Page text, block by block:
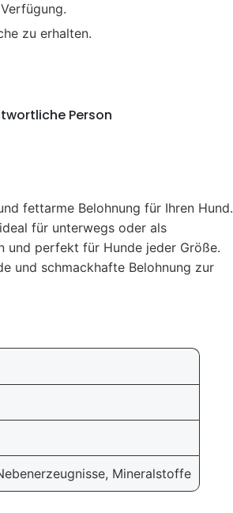
zu erhalten.
Person
fettarme Belohnung für Ihren Hund.
für unterwegs oder als
und perfekt für Hunde jeder Größe.
und schmackhafte Belohnung zur
Mineralstoffe